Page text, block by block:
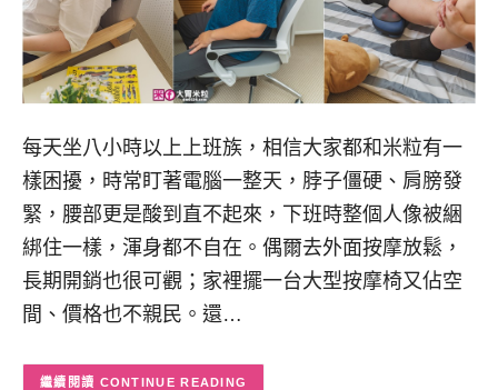
每天坐八小時以上上班族，相信大家都和米粒有一
樣困擾，時常盯著電腦一整天，脖子僵硬、肩膀發
緊，腰部更是酸到直不起來，下班時整個人像被綑
綁住一樣，渾身都不自在。偶爾去外面按摩放鬆，
長期開銷也很可觀；家裡擺一台大型按摩椅又佔空
間、價格也不親民。還…
CONTINUE READING